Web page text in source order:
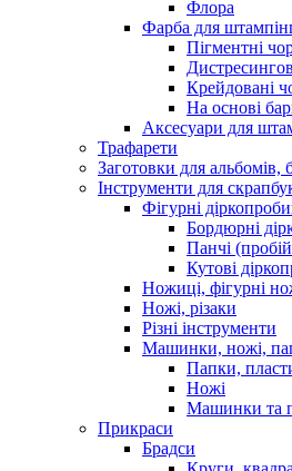
Флора
Фарба для
Пігментні
Крейдовані
На основі
Аксесуари для
Трафарети
Заготовки для альбомів,
Інструменти для
Фігурні
Бордюрні
Панчі
Кутові
Ножиці, фігурні
Ножі, різаки
Різні інструменти
Машинки, ножі,
Папки,
Ножі
Машинки та
Прикраси
Брадси